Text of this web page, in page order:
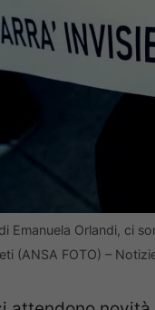
Emanuela Orlandi, ci
(ANSA FOTO) –